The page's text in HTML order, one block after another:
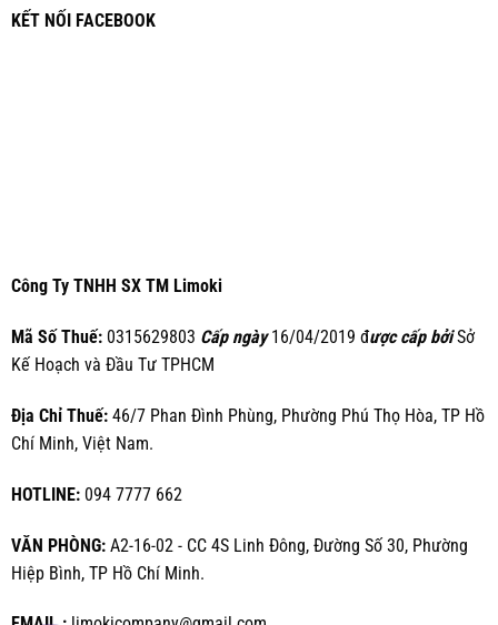
KẾT NỐI FACEBOOK
Công Ty TNHH SX TM Limoki
Mã Số Thuế:0315629803 Cấp ngày16/04/2019 được cấp bởiSở
Kế Hoạch và Đầu Tư TPHCM
Địa Chỉ Thuế:46/7 Phan Đình Phùng, Phường Phú Thọ Hòa, TP Hồ
Chí Minh, Việt Nam.
HOTLINE:094 7777 662
VĂN PHÒNG:A2-16-02 - CC 4S Linh Đông, Đường Số 30, Phường
Hiệp Bình, TP Hồ Chí Minh.